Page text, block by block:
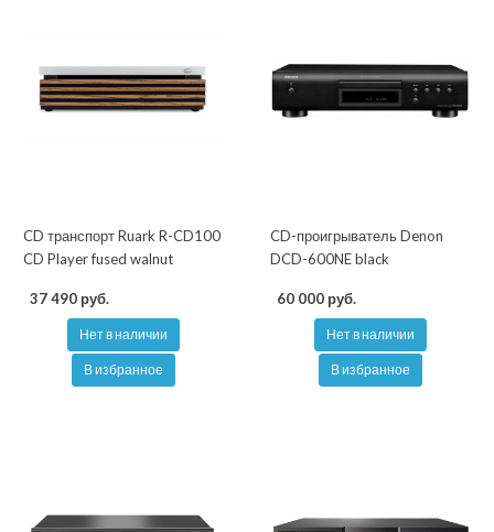
CD транспорт Ruark R-CD100
CD Player fused walnut
37 490 руб.
Нет в наличии
В избранное
CD-проигрыватель Denon
DCD-600NE black
60 000 руб.
Нет в наличии
В избранное